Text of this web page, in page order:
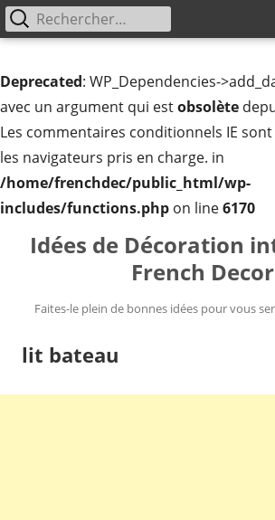
Deprecated: WP_Dependencies-
avec un argument qui estobsolète
Les commentaires conditionnels IE
les navigateurs pris en charge. in
/home/frenchdec/public_html/wp-
includes/functions.php on line6170
Idées de Décoration
French Decor
Faites-le plein de bonnes idées pour vous
Menu
Rechercher :
lit bateau